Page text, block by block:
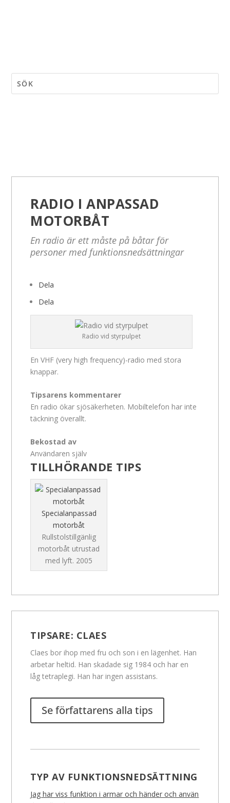
RADIO I ANPASSAD
MOTORBÅT
En radio är ett måste på båtar för
personer med funktionsnedsättningar
Dela
Dela
Radio vid styrpulpet
En VHF (very high frequency)-radio med stora
knappar.
Tipsarens kommentarer
En radio ökar sjösäkerheten. Mobiltelefon har inte
täckning överallt.
Bekostad av
Användaren själv
TILLHÖRANDE TIPS
Specialanpassad
motorbåt
Rullstolstillgänlig
motorbåt utrustad
med lyft. 2005
TIPSARE: CLAES
Claes bor ihop med fru och son i en lägenhet. Han
arbetar heltid. Han skadade sig 1984 och har en
låg tetraplegi. Han har ingen assistans.
Se författarens alla tips
TYP AV FUNKTIONSNEDSÄTTNING
Jag har viss funktion i armar och händer och använ